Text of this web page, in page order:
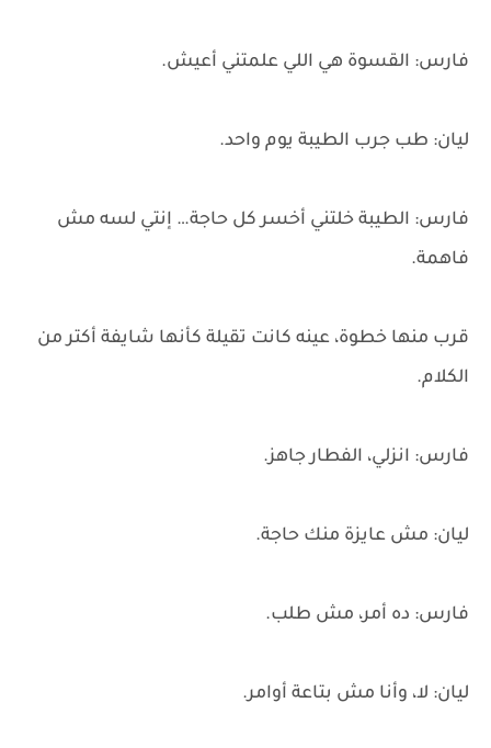
فارس: القسوة هي اللي علمتني أعيش.
ليان: طب جرب الطيبة يوم واحد.
فارس: الطيبة خلتني أخسر كل حاجة… إنتي لسه مش
فاهمة.
قرب منها خطوة، عينه كانت تقيلة كأنها شايفة أكتر من
الكلام.
فارس: انزلي، الفطار جاهز.
ليان: مش عايزة منك حاجة.
فارس: ده أمر، مش طلب.
ليان: لا، وأنا مش بتاعة أوامر.